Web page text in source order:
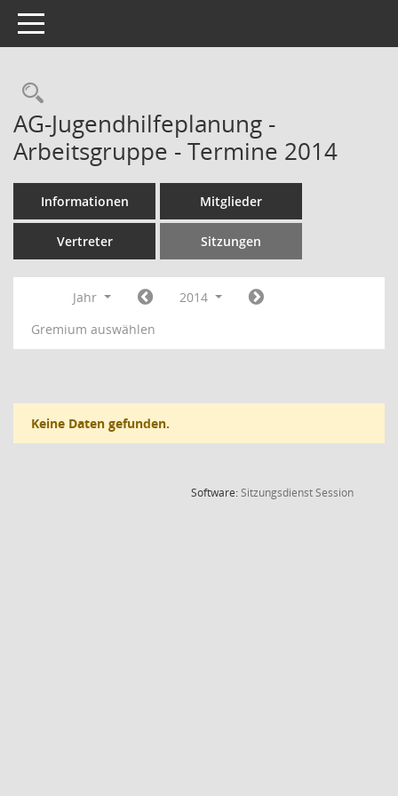
Toggle navigation
Rechercheauswahl
AG-Jugendhilfeplanung -
Arbeitsgruppe - Termine 2014
Informationen Mitglieder
Vertreter Sitzungen
Jahr
2014
Gremium auswählen
Keine Daten gefunden.
Software:SitzungsdienstSession(Wird in